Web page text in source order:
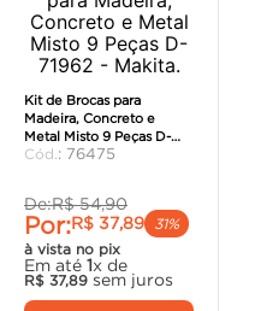
Kit de Brocas para
Madeira, Concreto e
Metal Misto 9 Peças D-
71962 - Makita.
: 76475
De:R$ 54,90
Por:R$ 37,89
31%
à vista no pix
Em até 1x de
R$ 37,89 sem juros